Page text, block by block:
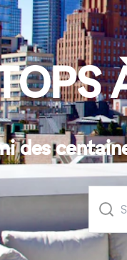
des